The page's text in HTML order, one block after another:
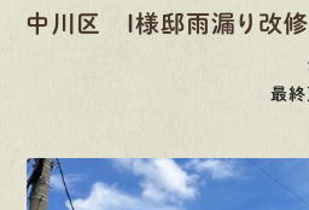
営業時間
定休日 日曜
中川区 I様邸雨漏り改
最